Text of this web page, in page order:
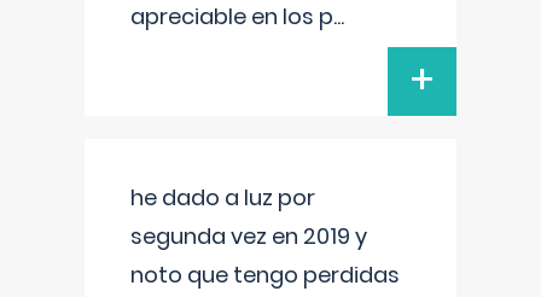
apreciable en los p...
+
he dado a luz por
segunda vez en 2019 y
noto que tengo perdidas